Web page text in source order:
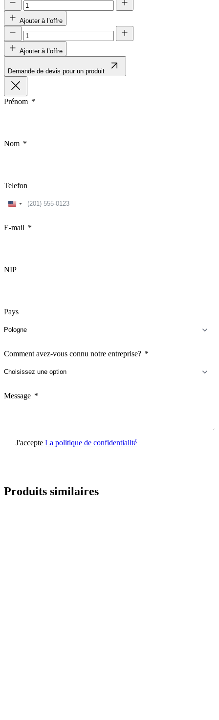
Ajouter à l’offre
Ajouter à l’offre
Demande de devis pour un produit
Prénom
Nom
Telefon
United
E-mail
NIP
Pays
Comment avez-vous connu notre entreprise?
Message
J'accepte La politique de confidentialité
Produits similaires